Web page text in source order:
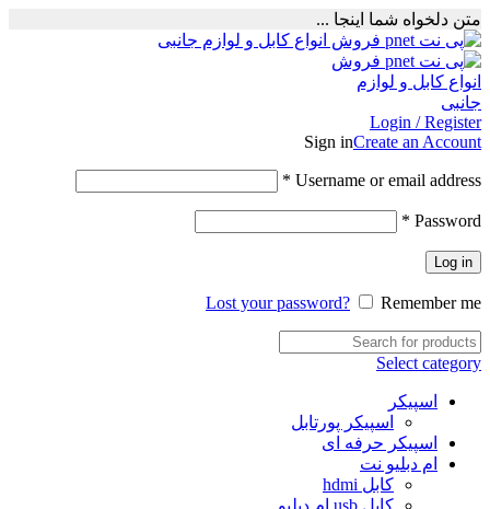
متن دلخواه شما اینجا ...
Login / Register
Sign inCreate an Account
Username or email address
*
Password
*
Log in
Lost your password? Remember me
Select category
اسپیکر
اسپیکر پورتابل
اسپیکر حرفه ای
ام دبلیو نت
کابل hdmi
کابل usb ام دبلیو